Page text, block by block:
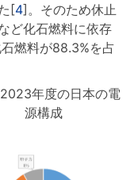
[4]。そのため休止
ど化石燃料に依存
燃料が88.3%を占
年度の日本の電
源構成